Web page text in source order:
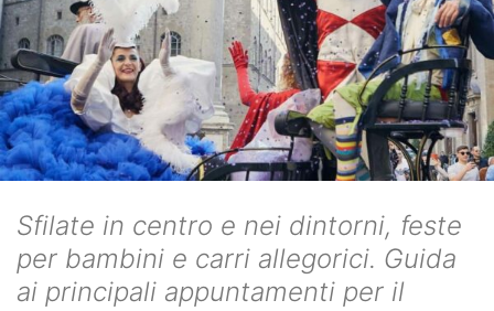
Sfilate in centro e nei dintorni, feste
per bambini e carri allegorici. Guida
ai principali appuntamenti per il